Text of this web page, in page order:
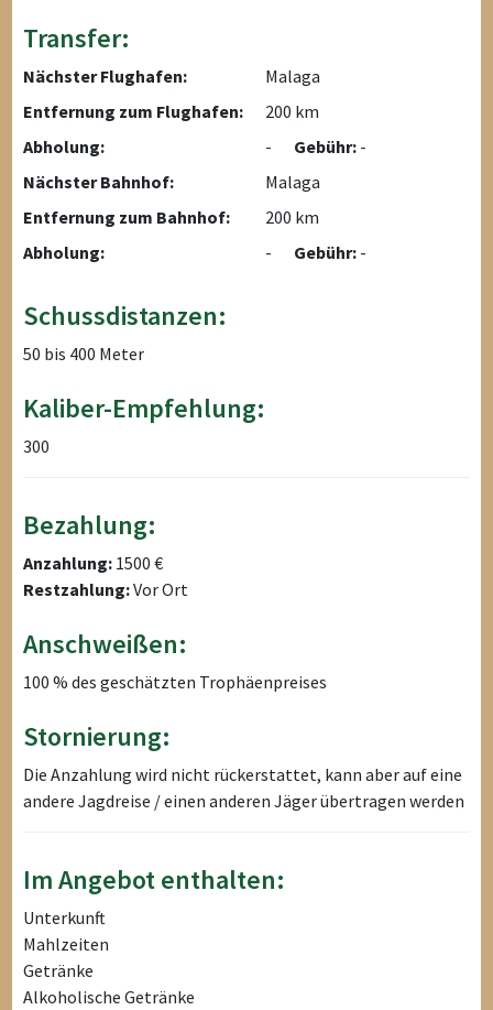
Transfer:
Nächster Flughafen:
Malaga
Entfernung zum Flughafen:
200 km
Abholung:
- Gebühr: -
Nächster Bahnhof:
Malaga
Entfernung zum Bahnhof:
200 km
Abholung:
- Gebühr: -
Schussdistanzen:
50 bis 400 Meter
Kaliber-Empfehlung:
300
Bezahlung:
Anzahlung: 1500 €
Restzahlung:Vor Ort
Anschweißen:
100 % des geschätzten Trophäenpreises
Stornierung:
Die Anzahlung wird nicht rückerstattet, kann aber auf eine
andere Jagdreise / einen anderen Jäger übertragen werden
Im Angebot enthalten:
Unterkunft
Mahlzeiten
Getränke
Alkoholische Getränke